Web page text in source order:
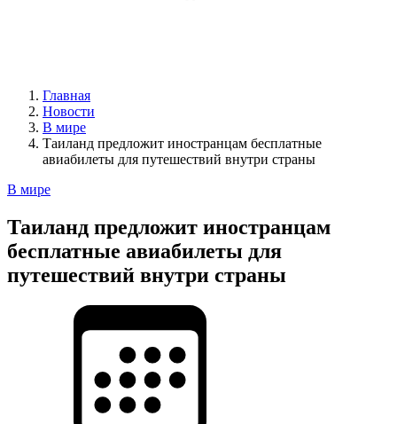
Главная
Новости
В мире
Таиланд предложит иностранцам бесплатные
авиабилеты для путешествий внутри страны
В мире
Таиланд предложит иностранцам
бесплатные авиабилеты для
путешествий внутри страны